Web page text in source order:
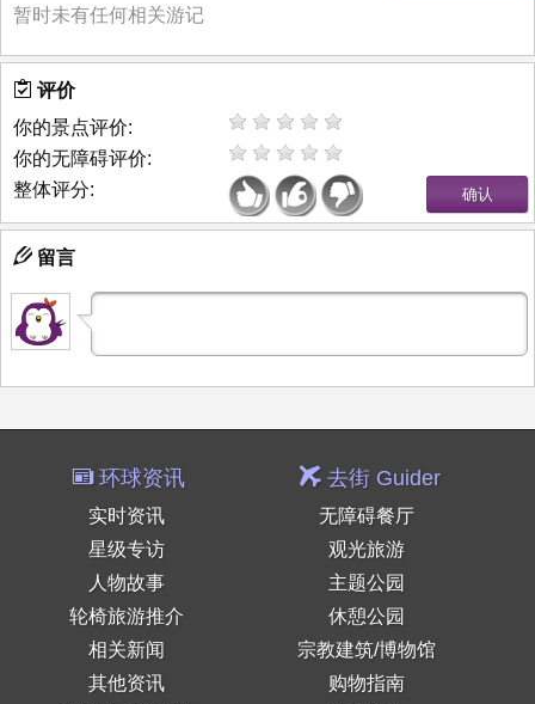
暂时未有任何相关游记
评价
你的景点评价:
你的无障碍评价:
整体评分:
留言
环球资讯
实时资讯
星级专访
人物故事
轮椅旅游推介
相关新闻
其他资讯
去街 Guider
无障碍餐厅
观光旅游
主题公园
休憩公园
宗教建筑/博物馆
购物指南